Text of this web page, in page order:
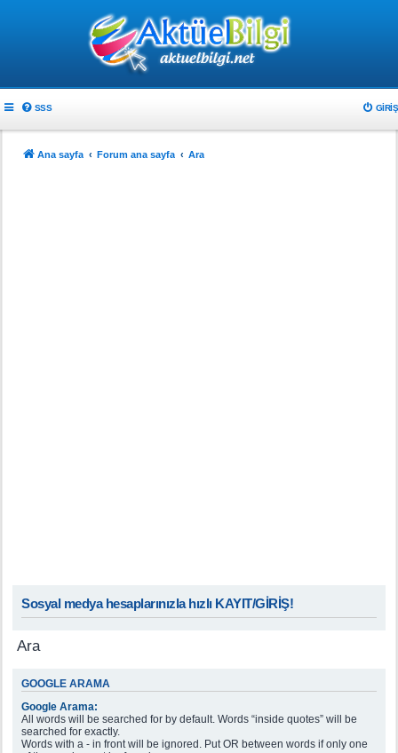
SSS GIRIŞ
Ana sayfa Forum ana sayfa Ara
Sosyal medya hesaplarınızla hızlı KAYIT/GİRİŞ!
Ara
GOOGLE ARAMA
Google Arama:
All words will be searched for by default. Words “inside quotes” will be
searched for exactly.
Words with a - in front will be ignored. Put OR between words if only one